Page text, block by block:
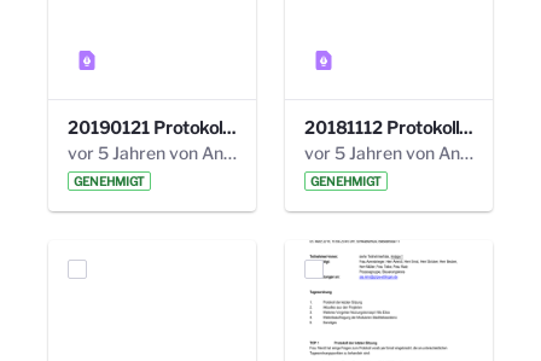
20190121 Protokoll 25. Steuerungskreis.pdf
vor 5 Jahren von Anni Schlumberger
GENEHMIGT
20181112 Protokoll 24. Steuerungskreis.pdf
vor 5 Jahren von Anni Schlumberger
GENEHMIGT